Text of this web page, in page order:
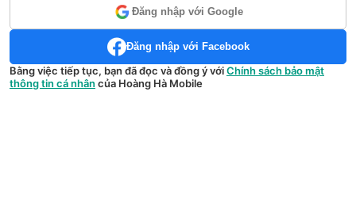
Đăng nhập với Google
Đăng nhập với Facebook
Bằng việc tiếp tục, bạn đã đọc và đồng ý vớiChính sách bảo mật
thông tin cá nhân của Hoàng Hà Mobile